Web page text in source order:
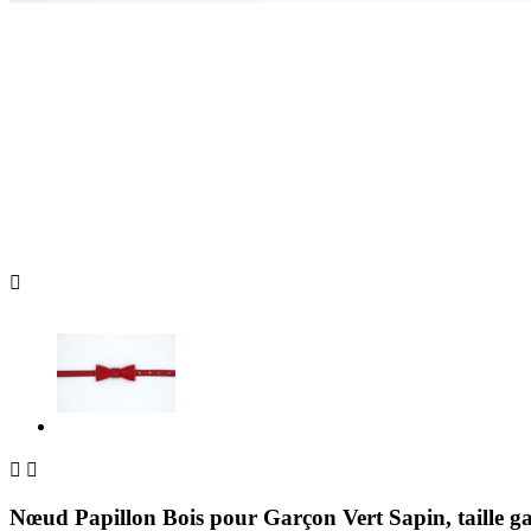

 
Nœud Papillon Bois pour Garçon Vert Sapin, taille